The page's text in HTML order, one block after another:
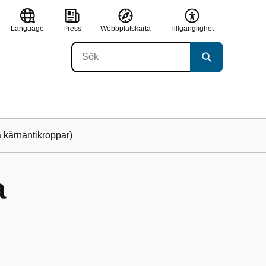
Language Press Webbplatskarta Tillgänglighet
kärnantikroppar)